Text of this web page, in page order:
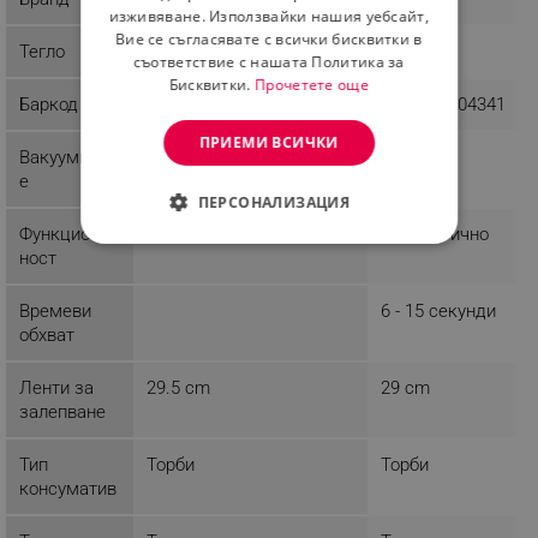
Тегло 0.88 kg 0.93 kg
Баркод 3800235304341
Вакуумиран
е
Сух
Функционал
ност
Автоматично
Времеви
обхват
6 - 15 секунди
Ленти за
залепване
29.5 cm 29 cm
Тип
консуматив
Торби Торби
изживяване. Използвайки нашия уебсайт,
Вие се съгласявате с всички бисквитки в
съответствие с нашата Политика за
Бисквитки. Прочетете още
ПРИЕМИ ВСИЧКИ
ПЕРСОНАЛИЗАЦИЯ
СТРОГО НЕОБХОДИМО
ФУНКЦИОНАЛНОСТ